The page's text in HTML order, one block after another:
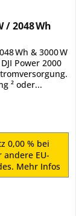
/ 2048 Wh
Wh & 3000 W
Power 2000
² oder...
0,00 % bei
EU-
Mehr Infos